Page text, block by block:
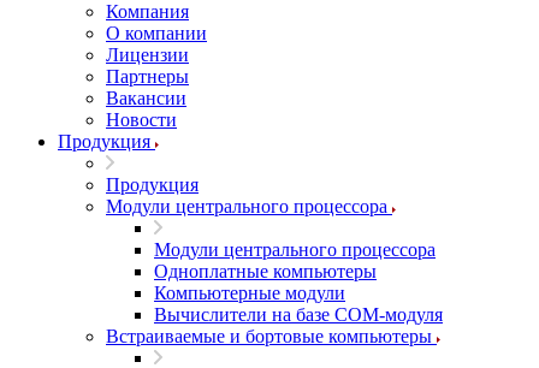
Компания
О компании
Лицензии
Партнеры
Вакансии
Новости
Продукция
Продукция
Модули центрального процессора
Модули центрального процессора
Одноплатные компьютеры
Компьютерные модули
Вычислители на базе COM-модуля
Встраиваемые и бортовые компьютеры